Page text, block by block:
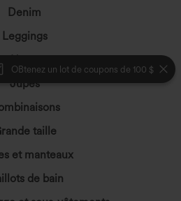
OBtenez un lot de coupons de 100 $
Denim
Leggings
Jupes
taille
et manteaux
de bain